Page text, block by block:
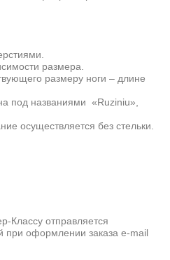
размера.
размеру ноги – длине
под названиями «Ruziniu»,
осуществляется без стельки.
Классу отправляется
при оформлении заказа e-mail